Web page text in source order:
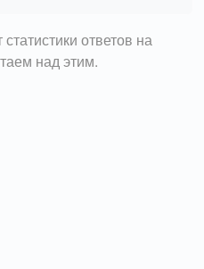
ответов на
над этим.